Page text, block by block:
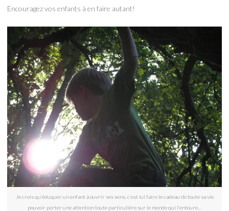
Encouragez vos enfants à en faire autant!
Je crois qu’éduquer un enfant à ouvrir ses sens, c’est lui faire le cadeau de toute sa vie
pouvoir porter une attention toute particulière sur le monde qui l’entoure…